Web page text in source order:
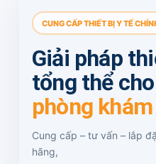
CUNG CẤP THIẾT BỊ Y TẾ
Giải pháp
tổng thể
phòng khám
Cung cấp – tư vấn – lắp
hãng,